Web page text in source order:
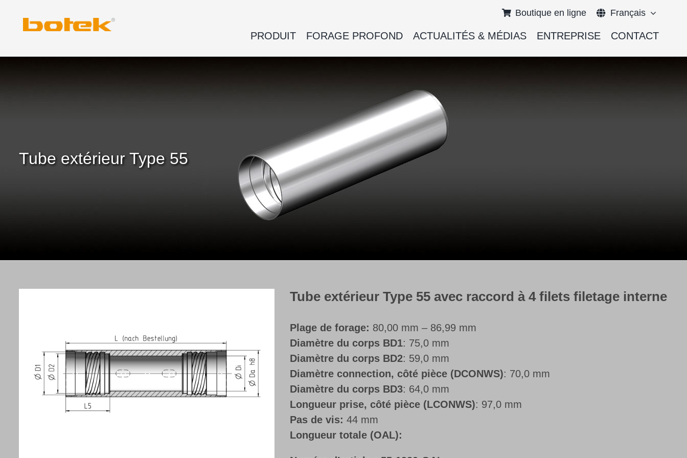
Boutique en ligne Français
English
PRODUIT FORAGE PROFOND ACTUALITÉS & MÉDIAS ENTREPRISE CONTACT
Tube extérieur Type 55
Tube extérieur Type 55 avec raccord à 4 filets filetage interne
Plage de forage: 80,00 mm – 86,99 mm
Diamètre du corps BD1: 75,0 mm
Diamètre du corps BD2: 59,0 mm
Diamètre connection, côté pièce (DCONWS): 70,0 mm
Diamètre du corps BD3: 64,0 mm
Longueur prise, côté pièce (LCONWS): 97,0 mm
Pas de vis: 44 mm
Longueur totale (OAL):